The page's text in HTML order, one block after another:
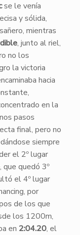
se le venía
y sólida,
mientras
, junto al riel,
no los
la victoria
hacia
en la
pasos
final, pero no
siempre
el 2º lugar
, que quedó 3º
el 4º lugar
por
de los que
los 1200m,
en 2:04.20, el